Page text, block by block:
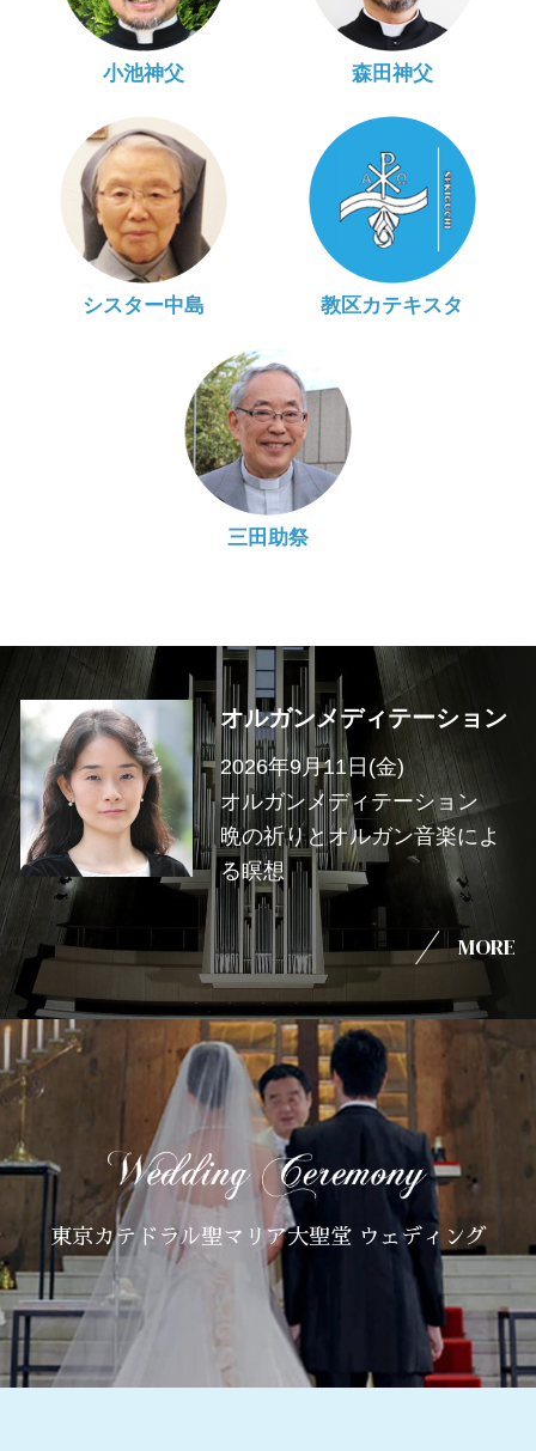
小池神父 森田神父
シスター中島 教区カテキスタ
三田助祭
オルガンメディテーション
2026年9月11日(金)
オルガンメディテーション
晩の祈りとオルガン音楽によ
る瞑想
MORE
東京カテドラル聖マリア大聖堂 ウェディング